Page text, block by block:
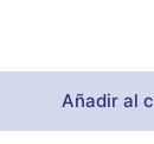
Añadir al